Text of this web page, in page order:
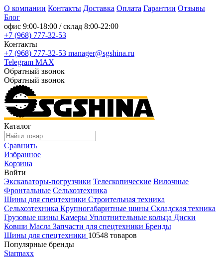
О компании Контакты Доставка Оплата Гарантии Отзывы
Блог
офис 9:00-18:00 / склад 8:00-22:00
+7 (968) 777-32-53
Контакты
+7 (968) 777-32-53 manager@sgshina.ru
Telegram MAX
Обратный звонок
Обратный звонок
Каталог
Сравнить
Избранное
Корзина
Войти
Экскаваторы-погрузчики Телескопические Вилочные
Фронтальные Сельхозтехника
Шины для спецтехники Строительная техника
Сельхозтехника Крупногабаритные шины Складская техника
Грузовые шины Камеры Уплотнительные кольца Диски
Ковши Масла Запчасти для спецтехники Бренды
Шины для спецтехники 10548 товаров
Популярные бренды
Starmaxx